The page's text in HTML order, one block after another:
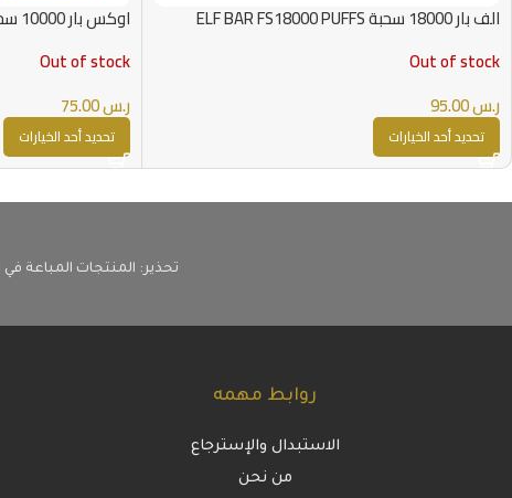
الف بار 18000 سحبة ELF BAR FS18000 PUFFS
Out of stock
ر.س
تحديد أحد الخيارات
اوكس بار 10000 سحبة OXBAR MAZE 10000 PUFFS
Out of stock
ر.س75.00
تحديد أحد الخيارات
تحذير: المنتجات المباعة
روابط مهمه
الاستبدال والإسترجاع
من نحن